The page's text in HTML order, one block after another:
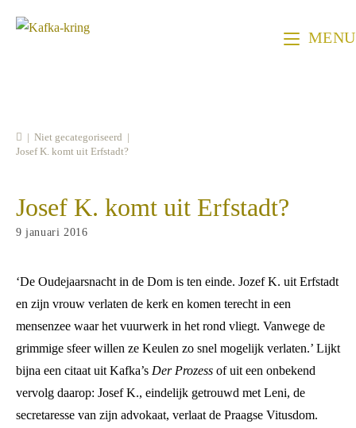
naar
MENU
Josef K. komt uit Erfstadt?
| Niet gecategoriseerd |
Josef K. komt uit Erfstadt?
Bericht
9 januari 2016
‘De Oudejaarsnacht in de Dom is ten einde. Jozef K. uit Erfstadt
en zijn vrouw verlaten de kerk en komen terecht in een
mensenzee waar het vuurwerk in het rond vliegt. Vanwege de
grimmige sfeer willen ze Keulen zo snel mogelijk verlaten.’ Lijkt
bijna een citaat uit Kafka’s Der Prozess of uit een onbekend
vervolg daarop: Josef K., eindelijk getrouwd met Leni, de
secretaresse van zijn advokaat, verlaat de Praagse Vitusdom.